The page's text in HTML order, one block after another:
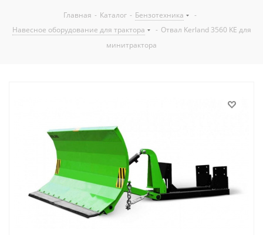
Главная - Каталог - Бензотехника
-
Навесное оборудование для трактора
- Отвал Kerland 3560 KE для
минитрактора